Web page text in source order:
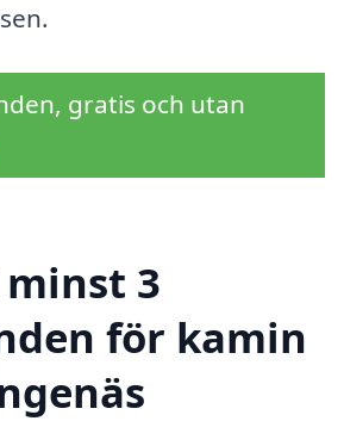
gratis och utan
3
för kamin